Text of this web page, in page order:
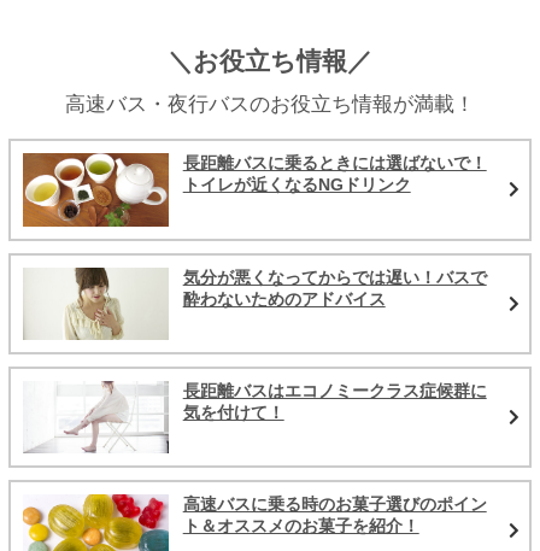
＼お役立ち情報／
高速バス・夜行バスのお役立ち情報が満載！
長距離バスに乗るときには選ばないで！
トイレが近くなるNGドリンク
気分が悪くなってからでは遅い！バスで
酔わないためのアドバイス
長距離バスはエコノミークラス症候群に
気を付けて！
高速バスに乗る時のお菓子選びのポイン
ト＆オススメのお菓子を紹介！